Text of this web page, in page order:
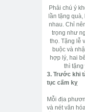
Phải chú ý
lần tặng
nhau. Chỉ
trọng như
thọ. Tặng lễ
buộc và
hợp lý, hai
thì tặng
3. Trước khi
tục cấm kỵ
Mỗi địa
và nét văn